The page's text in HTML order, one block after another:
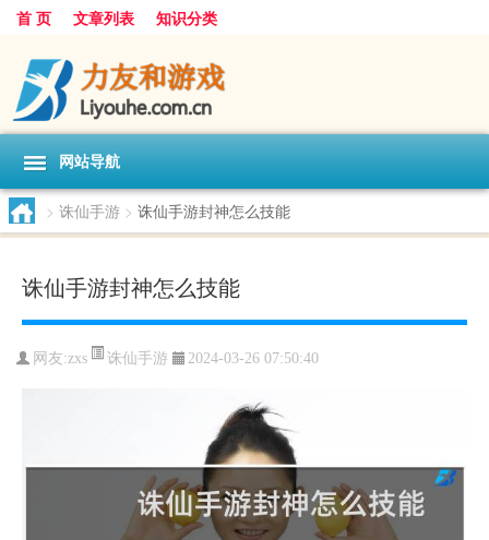
首 页 文章列表 知识分类
网站导航
> 诛仙手游 > 诛仙手游封神怎么技能
诛仙手游封神怎么技能
网友:zxs 诛仙手游 2024-03-26 07:50:40